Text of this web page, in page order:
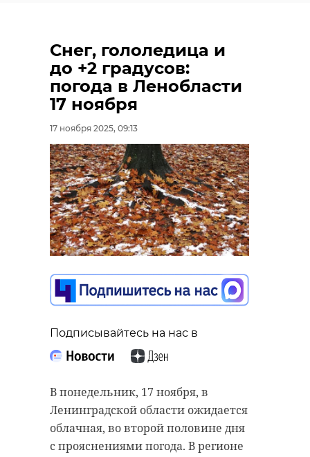
Снег, гололедица и
до +2 градусов:
погода в Ленобласти
17 ноября
17 ноября 2025, 09:13
Подписывайтесь на нас в
В понедельник, 17 ноября, в
Ленинградской области ожидается
облачная, во второй половине дня
с прояснениями погода. В регионе